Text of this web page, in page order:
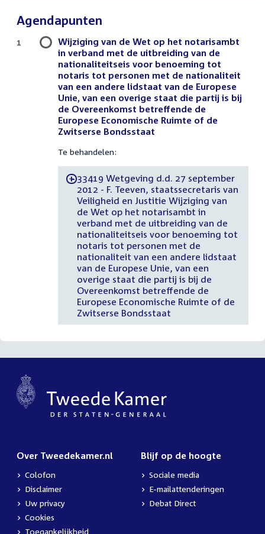
Agendapunten
Wijziging van de Wet op het notarisambt
in verband met de uitbreiding van de
nationaliteitseis voor benoeming tot
notaris tot personen met de nationaliteit
van een andere lidstaat van de Europese
Unie, van een overige staat die partij is bij
de Overeenkomst betreffende de
Europese Economische Ruimte of de
Zwitserse Bondsstaat
Te behandelen:
-33419 Wetgeving d.d. 27 september
2012 - F. Teeven, staatssecretaris van
Veiligheid en Justitie Wijziging van
de Wet op het notarisambt in
verband met de uitbreiding van de
nationaliteitseis voor benoeming tot
notaris tot personen met de
nationaliteit van een andere lidstaat
van de Europese Unie, van een
overige staat die partij is bij de
Overeenkomst betreffende de
Europese Economische Ruimte of de
Zwitserse Bondsstaat
1
Over Tweedekamer.nl
Colofon
Disclaimer
Uw privacy
Cookies
Toegankelijkheid
Blijf op de hoogte
Sociale media
E-mailattenderingen
Debat Direct